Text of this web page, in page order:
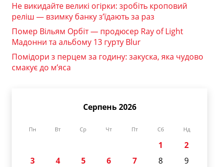
Не викидайте великі огірки: зробіть кроповий
реліш — взимку банку з’їдають за раз
Помер Вільям Орбіт — продюсер Ray of Light
Мадонни та альбому 13 гурту Blur
Помідори з перцем за годину: закуска, яка чудово
смакує до м’яса
Серпень 2026
Пн Вт Ср Чт Пт Сб Нд
1
2
3
4 5 6 7 8
9